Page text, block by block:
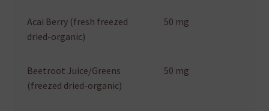
Acai Berry (fresh freezed
dried-organic)
50 mg
Beetroot Juice/Greens
(freezed dried-organic)
50 mg